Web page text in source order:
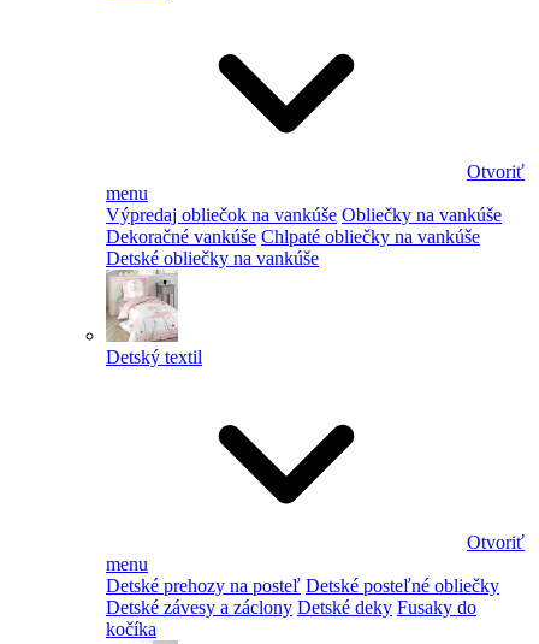
Otvoriť
menu
Výpredaj obliečok na vankúše Obliečky na vankúše
Dekoračné vankúše Chlpaté obliečky na vankúše
Detské obliečky na vankúše
Detský textil
Otvoriť
menu
Detské prehozy na posteľ Detské posteľné obliečky
Detské závesy a záclony Detské deky Fusaky do
kočíka